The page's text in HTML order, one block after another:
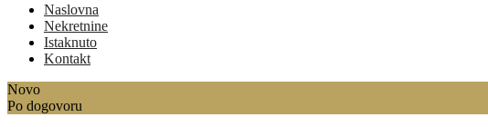
Naslovna
Nekretnine
Istaknuto
Kontakt
Novo
Po dogovoru